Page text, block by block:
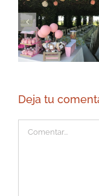
Deja tu